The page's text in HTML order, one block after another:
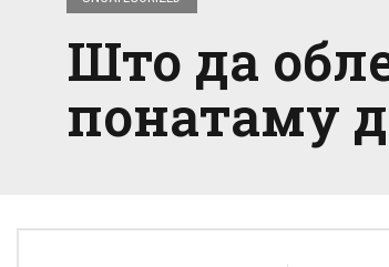
Што да
понатаму